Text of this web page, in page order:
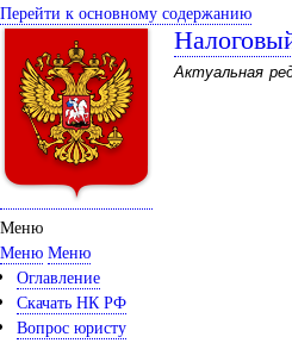
Перейти к основному содержанию
Актуальная
Меню
Меню Меню
Оглавление
Скачать НК РФ
Вопрос юристу